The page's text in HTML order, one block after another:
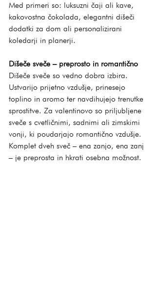
Med primeri so: luksuzni čaji ali kave,
kakovostna čokolada, elegantni dišeči
dodatki za dom ali personalizirani
koledarji in planerji.
Dišeče sveče – preprosto in romantično
Dišeče sveče so vedno dobra izbira.
Ustvarijo prijetno vzdušje, prinesejo
toplino in aromo ter navdihujejo trenutke
sprostitve. Za valentinovo so priljubljene
sveče s cvetličnimi, sadnimi ali zimskimi
vonji, ki poudarjajo romantično vzdušje.
Komplet dveh sveč – ena zanjo, ena zanj
– je preprosta in hkrati osebna možnost.